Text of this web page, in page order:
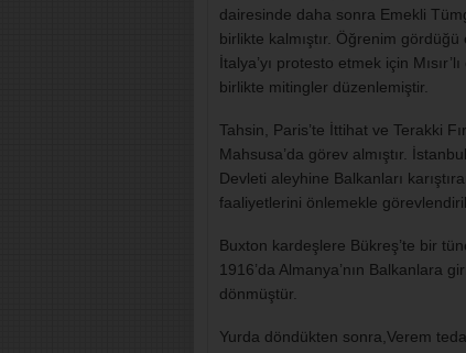
dairesinde daha sonra Emekli
birlikte kalmıştır. Öğrenim
İtalya’yı protesto etmek için
birlikte mitingler düzenlemiştir.
Tahsin, Paris’te İttihat ve Terakki
Mahsusa’da görev almıştır.
Devleti aleyhine Balkanları
faaliyetlerini önlemekle
Buxton kardeşlere Bükreş’te bir
1916’da Almanya’nın Balkanlara
dönmüştür.
Yurda döndükten sonra,Verem